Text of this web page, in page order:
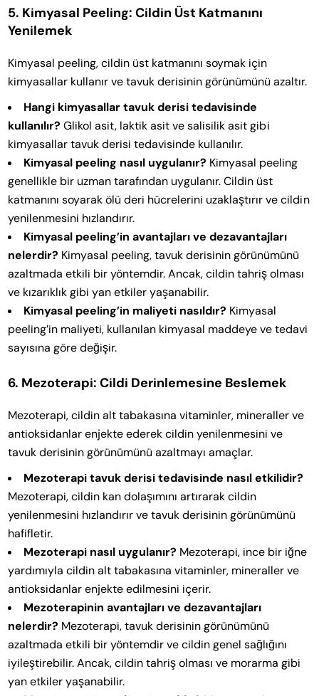
5. Kimyasal Peeling: Cildin Üst Katmanını
Yenilemek
Kimyasal peeling, cildin üst katmanını soymak için
kimyasallar kullanır ve tavuk derisinin görünümünü azaltır.
Hangi kimyasallar tavuk derisi tedavisinde
kullanılır? Glikol asit, laktik asit ve salisilik asit gibi
kimyasallar tavuk derisi tedavisinde kullanılır.
Kimyasal peeling nasıl uygulanır? Kimyasal peeling
genellikle bir uzman tarafından uygulanır. Cildin üst
katmanını soyarak ölü deri hücrelerini uzaklaştırır ve cildin
yenilenmesini hızlandırır.
Kimyasal peeling’in avantajları ve dezavantajları
nelerdir? Kimyasal peeling, tavuk derisinin görünümünü
azaltmada etkili bir yöntemdir. Ancak, cildin tahriş olması
ve kızarıklık gibi yan etkiler yaşanabilir.
Kimyasal peeling’in maliyeti nasıldır? Kimyasal
peeling’in maliyeti, kullanılan kimyasal maddeye ve tedavi
sayısına göre değişir.
6. Mezoterapi: Cildi Derinlemesine Beslemek
Mezoterapi, cildin alt tabakasına vitaminler, mineraller ve
antioksidanlar enjekte ederek cildin yenilenmesini ve
tavuk derisinin görünümünü azaltmayı amaçlar.
Mezoterapi tavuk derisi tedavisinde nasıl etkilidir?
Mezoterapi, cildin kan dolaşımını artırarak cildin
yenilenmesini hızlandırır ve tavuk derisinin görünümünü
hafifletir.
Mezoterapi nasıl uygulanır? Mezoterapi, ince bir iğne
yardımıyla cildin alt tabakasına vitaminler, mineraller ve
antioksidanlar enjekte edilmesini içerir.
Mezoterapinin avantajları ve dezavantajları
nelerdir? Mezoterapi, tavuk derisinin görünümünü
azaltmada etkili bir yöntemdir ve cildin genel sağlığını
iyileştirebilir. Ancak, cildin tahriş olması ve morarma gibi
yan etkiler yaşanabilir.